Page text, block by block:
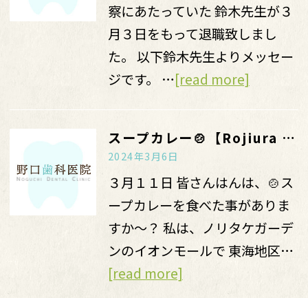
察にあたっていた 鈴木先生が３
月３日をもって退職致しまし
た。 以下鈴木先生よりメッセー
ジです。 …[read more]
スープカレー🍲【Rojiura Curry SAMURAI】
2024年3月6日
３月１１日 皆さんはんは、🍲ス
ープカレーを食べた事がありま
すか〜？ 私は、ノリタケガーデ
ンのイオンモールで 東海地区…
[read more]